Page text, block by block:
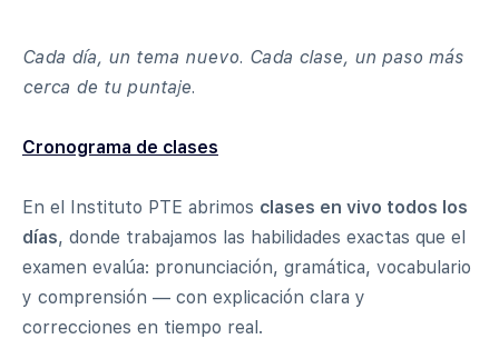
Cada día, un tema nuevo. Cada clase, un paso más
cerca de tu puntaje.
Cronograma de clases
En el Instituto PTE abrimos clases en vivo todos los
días, donde trabajamos las habilidades exactas que el
examen evalúa: pronunciación, gramática, vocabulario
y comprensión — con explicación clara y
correcciones en tiempo real.